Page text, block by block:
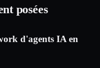
posées
d'agents IA en